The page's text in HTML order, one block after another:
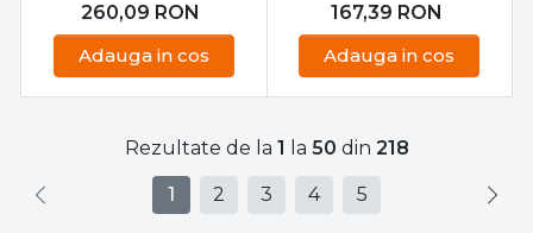
260,09 RON
Adauga in cos
167,39 RON
Adauga in cos
Rezultate de la 1 la 50 din 218
1 2 3 4 5